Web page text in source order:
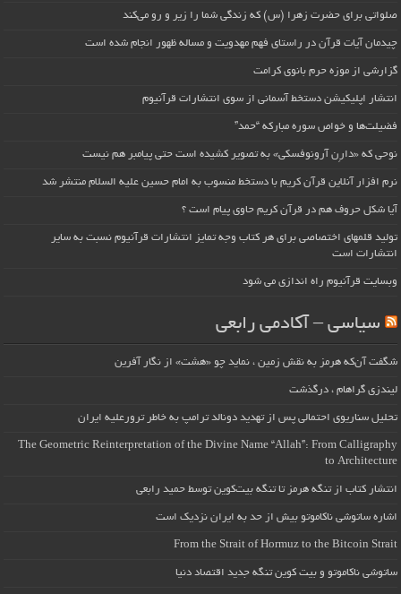
صلواتی برای حضرت زهرا (س) که زندگی شما را زیر و رو می‌کند
چیدمان آیات قرآن در راستای فهم مهدویت و مساله ظهور انجام شده است
گزارشی از موزه حرم بانوی کرامت
انتشار اپلیکیشن دستخط آسمانی از سوی انتشارات قرآنیوم
فضیلت‌ها و خواص سوره مبارکه “حمد”
نوحی که «دارِن آرونوفسکی» به تصویر کشیده است حتی پیامبر هم نیست
نرم افزار آنلاین قرآن کریم با دستخط منسوب به امام حسین علیه السلام منتشر شد
آیا شکل حروف هم در قرآن کریم حاوی پیام است ؟
تولید قلمهای اختصاصی برای هر کتاب وجه تمایز انتشارات قرآنیوم نسبت به سایر
انتشارات است
وبسایت قرآنیوم راه اندازی می شود
سیاسی – آکادمی رابعی
شگفت آن‌که هرمز به نقش زمین ، نماید چو «هشت» از نگار آفرین
لیندزی گراهام ، درگذشت
تحلیل سناریوی احتمالی پس از تهدید دونالد ترامپ به خاطر ترورعلیه ایران
The Geometric Reinterpretation of the Divine Name “Allah”: From Calligraphy
to Architecture
انتشار کتاب از تنگه هرمز تا تنگه بیت‌کوین توسط حمید رابعی
اشاره ساتوشی ناکاموتو بیش از حد به ایران نزدیک است
From the Strait of Hormuz to the Bitcoin Strait
ساتوشی ناکاموتو و بیت کوین تنگه جدید اقتصاد دنیا